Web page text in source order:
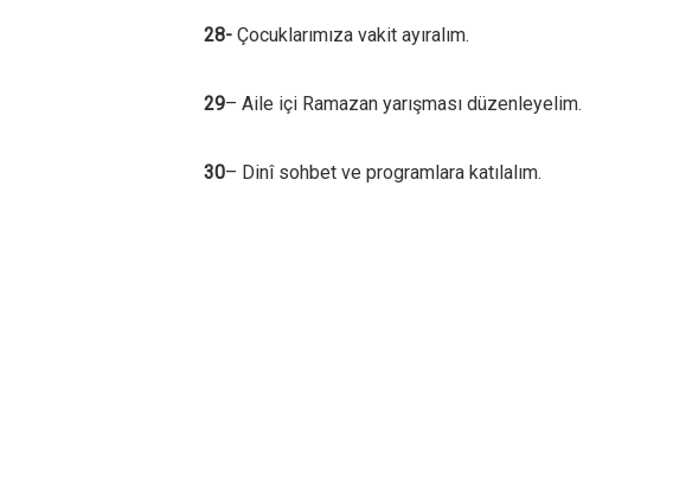
28- Çocuklarımıza vakit ayıralım.
29– Aile içi Ramazan yarışması düzenleyelim.
30– Dinî sohbet ve programlara katılalım.